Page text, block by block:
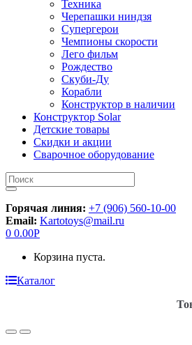
Техника
Черепашки ниндзя
Супергерои
Чемпионы скорости
Лего фильм
Рождество
Скуби-Ду
Корабли
Конструктор в наличии
Конструктор Solar
Детские товары
Скидки и акции
Сварочное оборудование
Искать:
Горячая линия: +7 (906) 560-10-00
Email: Kartotoys@mail.ru
0 0.00Р
Корзина пуста.
Каталог